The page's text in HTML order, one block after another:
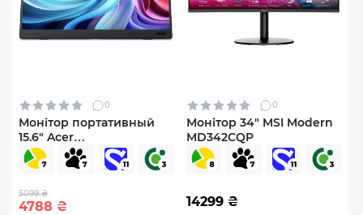
0
Монітор портативный
15.6" Acer
PM161QJ2bmiuux
(UM.ZP1EE.201)
5099 ₴
4788 ₴
0
Монітор 34" MSI Modern
MD342CQP
14299 ₴